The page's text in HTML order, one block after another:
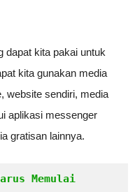
dapat kita pakai untuk
kita gunakan media
website sendiri, media
aplikasi messenger
gratisan lainnya.
Memulai